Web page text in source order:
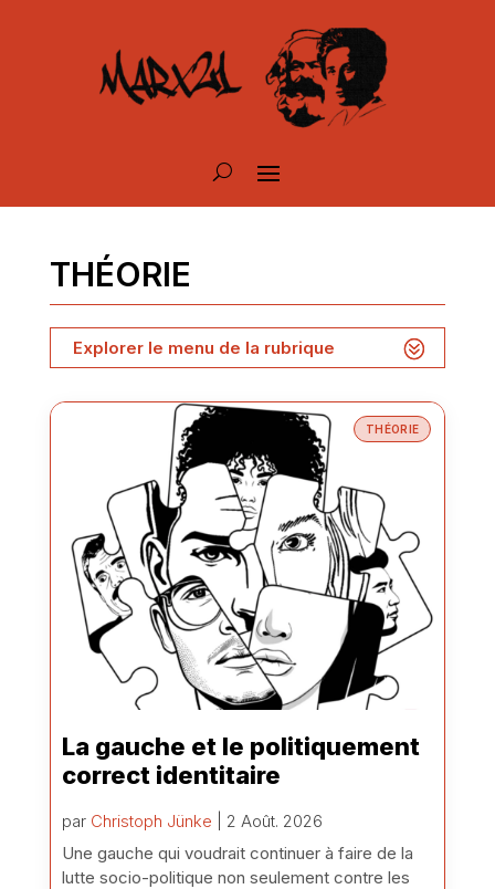
THÉORIE
Explorer le menu de la rubrique
THÉORIE
La gauche et le politiquement
correct identitaire
par Christoph Jünke | 2 Août. 2026
Une gauche qui voudrait continuer à faire de la
lutte socio-politique non seulement contre les